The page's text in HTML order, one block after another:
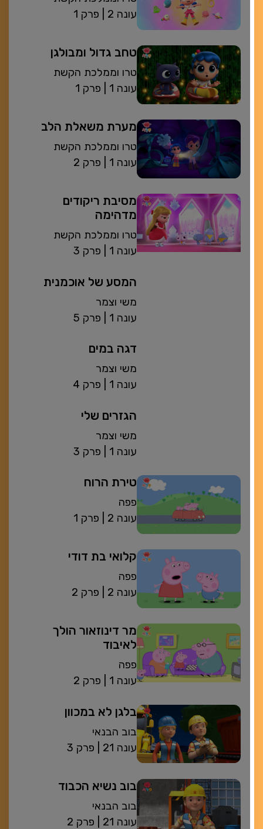
פרק 1
| עונה 2
טחב גדול ומבולגן
טרו וממלכת הקשת
פרק 1
| עונה 1
מערת משאלת הלב
טרו וממלכת הקשת
פרק 2
| עונה 1
מסיבת ריקודים
מדהימה
טרו וממלכת הקשת
פרק 3
| עונה 1
המסע של אוכמנית
משי וצמר
פרק 5
| עונה 1
דגה במים
משי וצמר
פרק 4
| עונה 1
הגזרים שלי
משי וצמר
פרק 3
| עונה 1
טירת הרוח
פפה
פרק 1
| עונה 2
קלואי בת דודי
פפה
פרק 2
| עונה 2
מר דינוזאור הולך
לאיבוד
פפה
פרק 2
| עונה 1
בלגן לא במכוון
בוב הבנאי
פרק 3
| עונה 21
בוב נשיא הכבוד
בוב הבנאי
פרק 2
| עונה 21